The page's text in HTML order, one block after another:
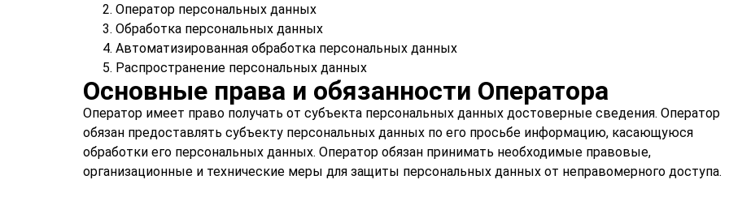
Оператор персональных данных
Обработка персональных данных
Автоматизированная обработка персональных данных
Распространение персональных данных
Основные права и обязанности Оператора
Оператор имеет право получать от субъекта персональных данных достоверные сведения. Оператор
обязан предоставлять субъекту персональных данных по его просьбе информацию, касающуюся
обработки его персональных данных. Оператор обязан принимать необходимые правовые,
организационные и технические меры для защиты персональных данных от неправомерного доступа.